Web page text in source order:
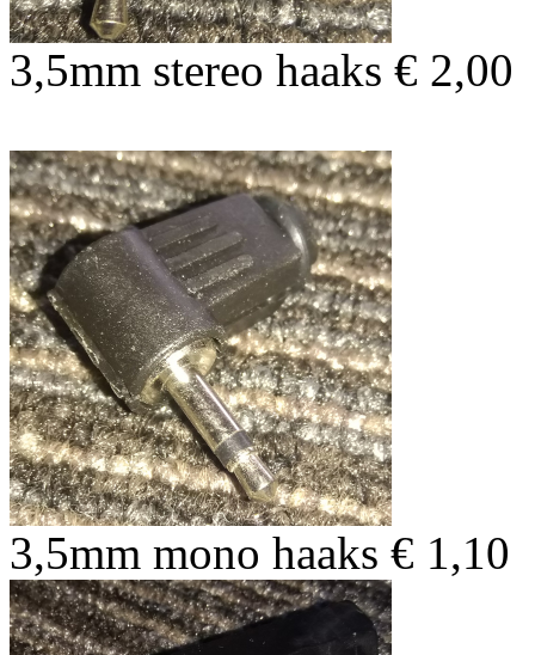
3,5mm stereo haaks € 2,00
3,5mm mono haaks € 1,10